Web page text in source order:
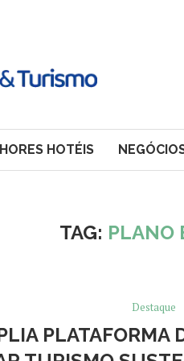
HOTÉIS
TAG: PLANO
Destaque
PLATAFORMA